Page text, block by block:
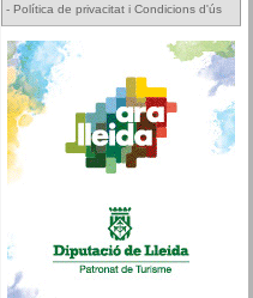
- Política de privacitat i Condicions d'ús